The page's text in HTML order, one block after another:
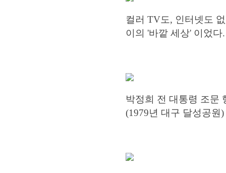
컬러 TV도, 인터넷도
이의 '바깥 세상' 이었
박정희 전 대통령 조문
(1979년 대구 달성공원)